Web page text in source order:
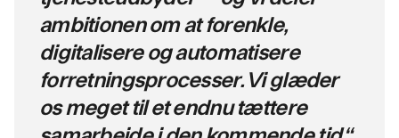
ambitionen om at forenkle,
digitalisere og automatisere
forretningsprocesser. Vi glæder
os meget til et endnu tættere